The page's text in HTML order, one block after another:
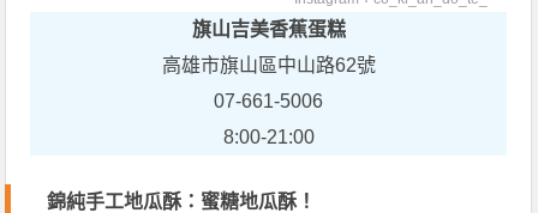
旗山吉美香蕉蛋糕
高雄市旗山區中山路62號
07-661-5006
8:00-21:00
錦純手工地瓜酥：蜜糖地瓜酥！